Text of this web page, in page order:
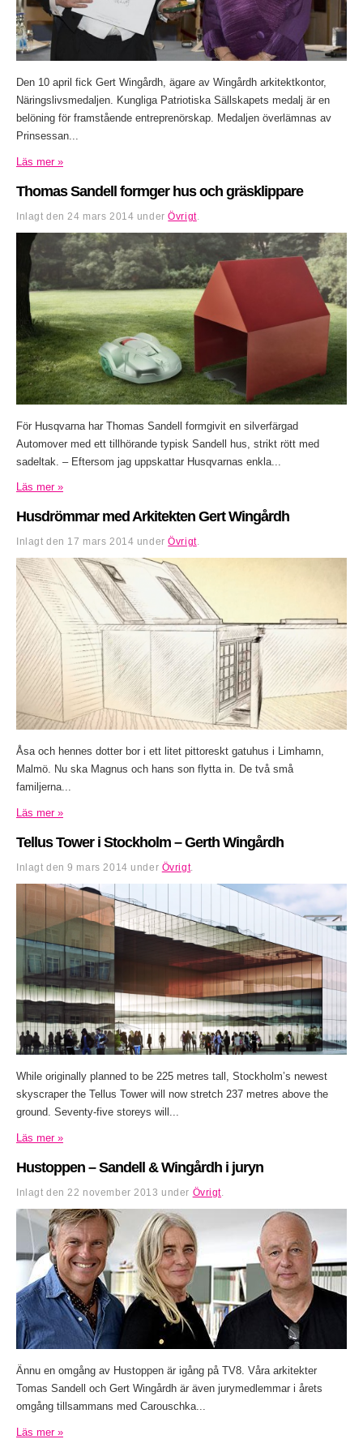
Den 10 april fick Gert Wingårdh, ägare av Wingårdh arkitektkontor,
Näringslivsmedaljen. Kungliga Patriotiska Sällskapets medalj är en
belöning för framstående entreprenörskap. Medaljen överlämnas av
Prinsessan...
Läs mer »
Thomas Sandell formger hus och gräsklippare
Inlagt den 24 mars 2014 underÖvrigt.
För Husqvarna har Thomas Sandell formgivit en silverfärgad
Automover med ett tillhörande typisk Sandell hus, strikt rött med
sadeltak. – Eftersom jag uppskattar Husqvarnas enkla...
Läs mer »
Husdrömmar med Arkitekten Gert Wingårdh
Inlagt den 17 mars 2014 underÖvrigt.
Åsa och hennes dotter bor i ett litet pittoreskt gatuhus i Limhamn,
Malmö. Nu ska Magnus och hans son flytta in. De två små
familjerna...
Läs mer »
Tellus Tower i Stockholm – Gerth Wingårdh
Inlagt den9 mars 2014 under Övrigt.
While originally planned to be 225 metres tall, Stockholm’s newest
skyscraper the Tellus Tower will now stretch 237 metres above the
ground. Seventy-five storeys will...
Läs mer »
Hustoppen – Sandell & Wingårdh i juryn
Inlagt den 22 november 2013 under Övrigt
Ännu en omgång av Hustoppen är igång på TV8. Våra arkitekter
Tomas Sandell och Gert Wingårdh är även jurymedlemmar i årets
omgång tillsammans med Carouschka...
Läs mer »